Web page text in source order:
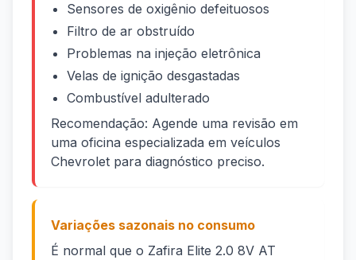
Sensores de oxigênio defeituosos
Filtro de ar obstruído
Problemas na injeção eletrônica
Velas de ignição desgastadas
Combustível adulterado
Recomendação: Agende uma revisão em
uma oficina especializada em veículos
Chevrolet para diagnóstico preciso.
Variações sazonais no consumo
É normal que o Zafira Elite 2.0 8V AT